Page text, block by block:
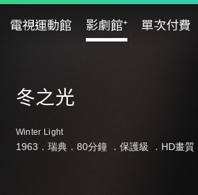
電視運動館 影劇館⁺ 單次付費
冬之光
Winter Light
1963．瑞典．80分鐘 ． 保護級 ．HD畫質